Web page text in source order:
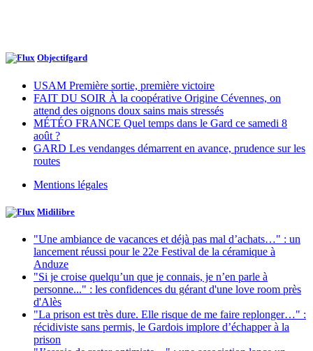
Objectifgard
USAM Première sortie, première victoire
FAIT DU SOIR À la coopérative Origine Cévennes, on
attend des oignons doux sains mais stressés
MÉTÉO FRANCE Quel temps dans le Gard ce samedi 8
août ?
GARD Les vendanges démarrent en avance, prudence sur les
routes
Mentions légales
Midilibre
"Une ambiance de vacances et déjà pas mal d’achats…" : un
lancement réussi pour le 22e Festival de la céramique à
Anduze
"Si je croise quelqu’un que je connais, je n’en parle à
personne..." : les confidences du gérant d'une love room près
d'Alès
"La prison est très dure. Elle risque de me faire replonger…" :
récidiviste sans permis, le Gardois implore d’échapper à la
prison